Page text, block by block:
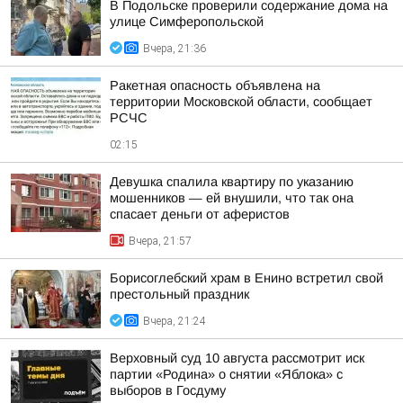
В Подольске проверили содержание дома на
улице Симферопольской
Вчера, 21:36
Ракетная опасность объявлена на
территории Московской области, сообщает
РСЧС
02:15
Девушка спалила квартиру по указанию
мошенников — ей внушили, что так она
спасает деньги от аферистов
Вчера, 21:57
Борисоглебский храм в Енино встретил свой
престольный праздник
Вчера, 21:24
Верховный суд 10 августа рассмотрит иск
партии «Родина» о снятии «Яблока» с
выборов в Госдуму